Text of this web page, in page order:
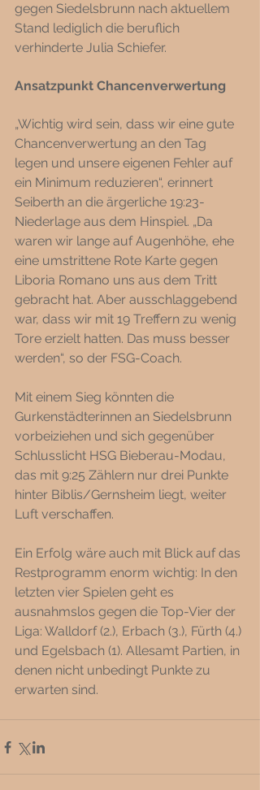
gegen Siedelsbrunn nach aktuellem
Stand lediglich die beruflich
verhinderte Julia Schiefer.
Ansatzpunkt Chancenverwertung
„Wichtig wird sein, dass wir eine gute
Chancenverwertung an den Tag
legen und unsere eigenen Fehler auf
ein Minimum reduzieren“, erinnert
Seiberth an die ärgerliche 19:23-
Niederlage aus dem Hinspiel. „Da
waren wir lange auf Augenhöhe, ehe
eine umstrittene Rote Karte gegen
Liboria Romano uns aus dem Tritt
gebracht hat. Aber ausschlaggebend
war, dass wir mit 19 Treffern zu wenig
Tore erzielt hatten. Das muss besser
werden“, so der FSG-Coach.
Mit einem Sieg könnten die
Gurkenstädterinnen an Siedelsbrunn
vorbeiziehen und sich gegenüber
Schlusslicht HSG Bieberau-Modau,
das mit 9:25 Zählern nur drei Punkte
hinter Biblis/Gernsheim liegt, weiter
Luft verschaffen.
Ein Erfolg wäre auch mit Blick auf das
Restprogramm enorm wichtig: In den
letzten vier Spielen geht es
ausnahmslos gegen die Top-Vier der
Liga: Walldorf (2.), Erbach (3.), Fürth (4.)
und Egelsbach (1). Allesamt Partien, in
denen nicht unbedingt Punkte zu
erwarten sind.